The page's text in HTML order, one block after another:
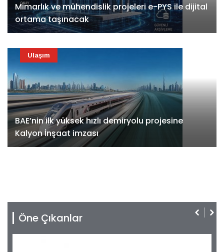
Mimarlık ve mühendislik projeleri e-PYS ile dijital
ortama taşınacak
BAE’nin ilk yüksek hızlı demiryolu projesine
Kalyon İnşaat imzası
Ulaşım
Öne Çıkanlar